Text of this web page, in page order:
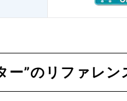
ー”のリファレン